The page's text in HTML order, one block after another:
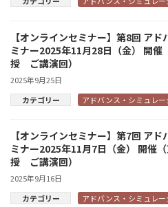
【オンラインセミナー】第8回 ア
ミナー2025年11月28日（金） 開
授 ご講演回）
2025年9月25日
カテゴリー
アドバンス・シミュレ
【オンラインセミナー】第7回 ア
ミナー2025年11月7日（金） 開催
授 ご講演回）
2025年9月16日
カテゴリー
アドバンス・シミュレ